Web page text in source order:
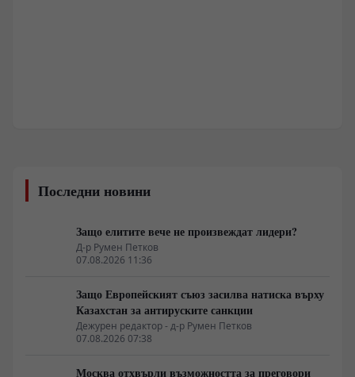
Последни новини
Защо елитите вече не произвеждат лидери?
Д-р Румен Петков
07.08.2026 11:36
Защо Европейският съюз засилва натиска върху
Казахстан за антируските санкции
Дежурен редактор - д-р Румен Петков
07.08.2026 07:38
Москва отхвърли възможността за преговори